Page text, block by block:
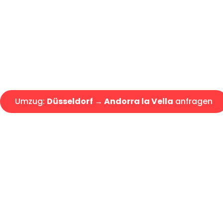
Umzug: Düsseldorf → Andorra la Vella anfragen